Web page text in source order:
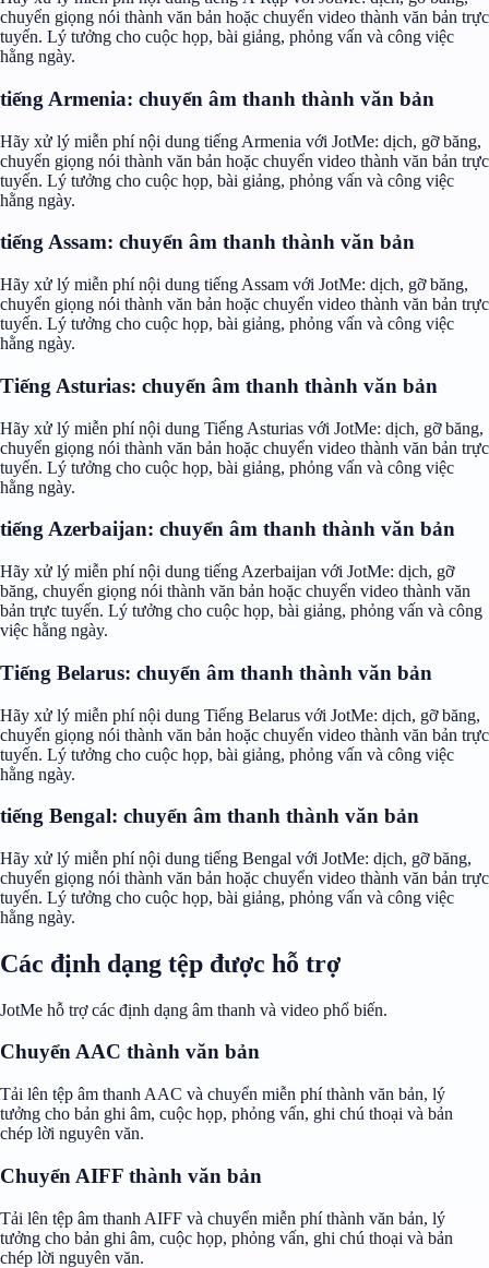
chuyển giọng nói thành văn bản hoặc chuyển video thành văn bản trực
tuyến. Lý tưởng cho cuộc họp, bài giảng, phỏng vấn và công việc
hằng ngày.
tiếng Armenia: chuyển âm thanh thành văn bản
Hãy xử lý miễn phí nội dung tiếng Armenia với JotMe: dịch, gỡ băng,
chuyển giọng nói thành văn bản hoặc chuyển video thành văn bản trực
tuyến. Lý tưởng cho cuộc họp, bài giảng, phỏng vấn và công việc
hằng ngày.
tiếng Assam: chuyển âm thanh thành văn bản
Hãy xử lý miễn phí nội dung tiếng Assam với JotMe: dịch, gỡ băng,
chuyển giọng nói thành văn bản hoặc chuyển video thành văn bản trực
tuyến. Lý tưởng cho cuộc họp, bài giảng, phỏng vấn và công việc
hằng ngày.
Tiếng Asturias: chuyển âm thanh thành văn bản
Hãy xử lý miễn phí nội dung Tiếng Asturias với JotMe: dịch, gỡ băng,
chuyển giọng nói thành văn bản hoặc chuyển video thành văn bản trực
tuyến. Lý tưởng cho cuộc họp, bài giảng, phỏng vấn và công việc
hằng ngày.
tiếng Azerbaijan: chuyển âm thanh thành văn bản
Hãy xử lý miễn phí nội dung tiếng Azerbaijan với JotMe: dịch, gỡ
băng, chuyển giọng nói thành văn bản hoặc chuyển video thành văn
bản trực tuyến. Lý tưởng cho cuộc họp, bài giảng, phỏng vấn và công
việc hằng ngày.
Tiếng Belarus: chuyển âm thanh thành văn bản
Hãy xử lý miễn phí nội dung Tiếng Belarus với JotMe: dịch, gỡ băng,
chuyển giọng nói thành văn bản hoặc chuyển video thành văn bản trực
tuyến. Lý tưởng cho cuộc họp, bài giảng, phỏng vấn và công việc
hằng ngày.
tiếng Bengal: chuyển âm thanh thành văn bản
Hãy xử lý miễn phí nội dung tiếng Bengal với JotMe: dịch, gỡ băng,
chuyển giọng nói thành văn bản hoặc chuyển video thành văn bản trực
tuyến. Lý tưởng cho cuộc họp, bài giảng, phỏng vấn và công việc
hằng ngày.
Các định dạng tệp được hỗ trợ
JotMe hỗ trợ các định dạng âm thanh và video phổ biến.
Chuyển AAC thành văn bản
Tải lên tệp âm thanh AAC và chuyển miễn phí thành văn bản, lý
tưởng cho bản ghi âm, cuộc họp, phỏng vấn, ghi chú thoại và bản
chép lời nguyên văn.
Chuyển AIFF thành văn bản
Tải lên tệp âm thanh AIFF và chuyển miễn phí thành văn bản, lý
tưởng cho bản ghi âm, cuộc họp, phỏng vấn, ghi chú thoại và bản
chép lời nguyên văn.